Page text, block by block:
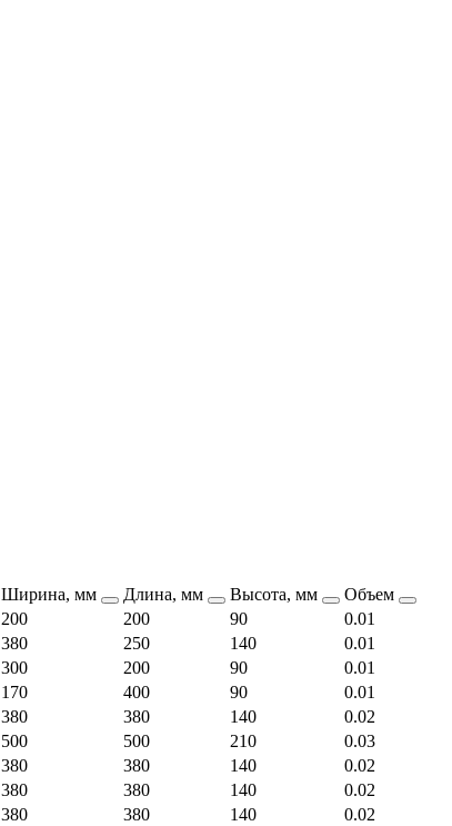
Ширина, мм Длина, мм Высота, мм
Объем
200 200 90
0.01
380 250 140
0.01
300 200 90
0.01
170 400 90
0.01
380 380 140
0.02
500 500 210
0.03
380 380 140
0.02
380 380 140
0.02
380 380 140
0.02